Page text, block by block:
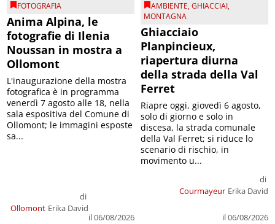
FOTOGRAFIA
Anima Alpina, le
fotografie di Ilenia
Noussan in mostra a
Ollomont
Ollomont
di
Erika David
il 06/08/2026
L'inaugurazione della mostra
fotografica è in programma
venerdì 7 agosto alle 18, nella
sala espositiva del Comune di
Ollomont; le immagini esposte
sa...
AMBIENTE,GHIACCIAI,
MONTAGNA
Ghiacciaio
Planpincieux,
riapertura diurna
della strada della Val
Ferret
Courmayeur
di
Erika David
il 06/08/2026
Riapre oggi, giovedì 6 agosto,
solo di giorno e solo in
discesa, la strada comunale
della Val Ferret; si riduce lo
scenario di rischio, in
movimento u...